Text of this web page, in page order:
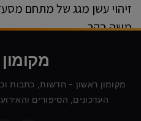
זיהוי עשן מגג של מתחם
משה בקר
מקומון
מקומון ראשון - חדשות, כתבות
העדכונים, הסיפורים